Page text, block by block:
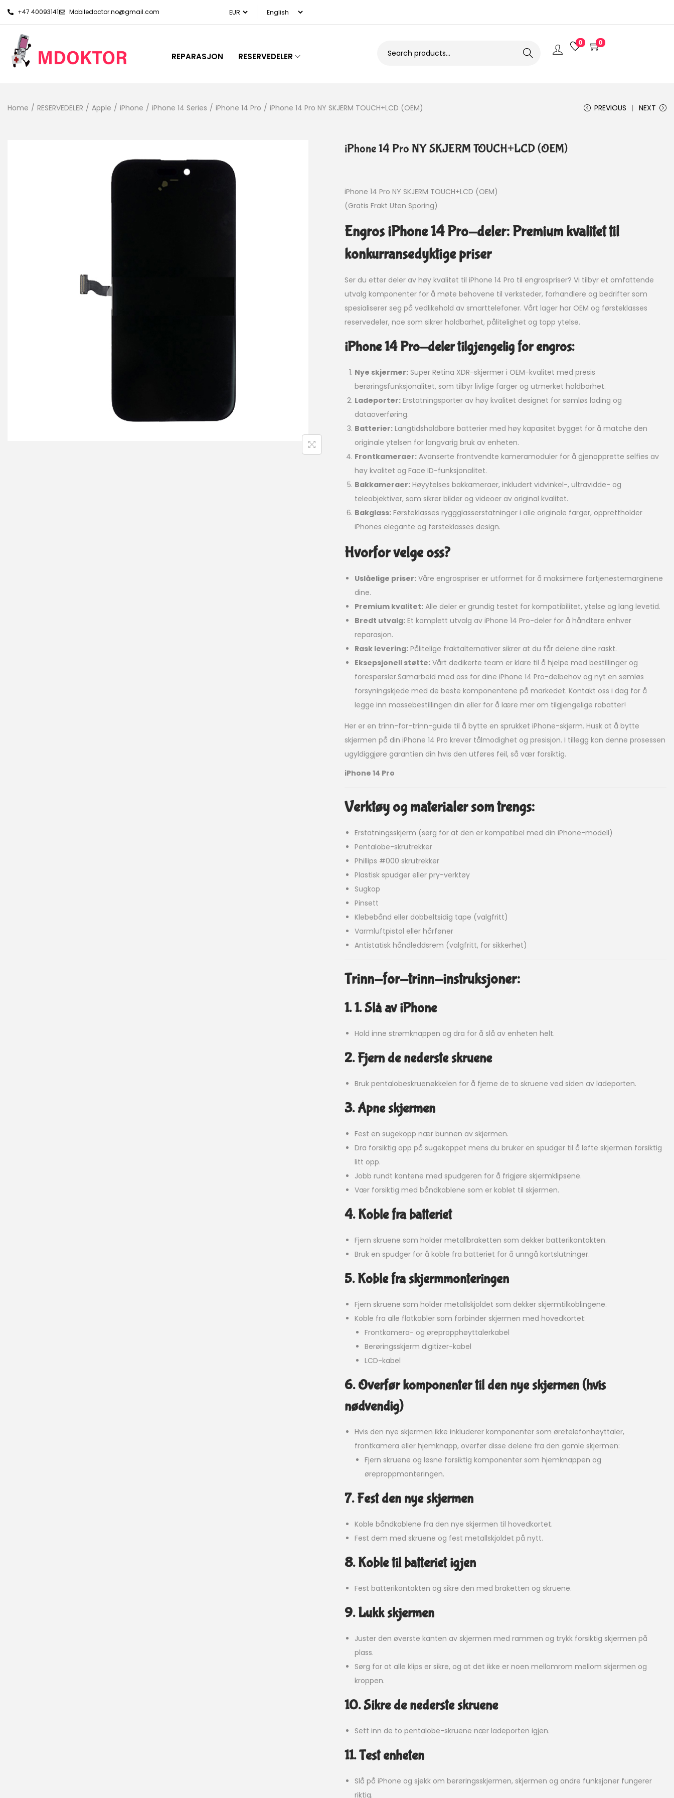
+47 40093141 Mobiledoctor.no@gmail.com
REPARASJON RESERVEDELER Search
0 0
Home / RESERVEDELER / Apple / iPhone / iPhone 14 Series / iPhone 14 Pro / iPhone 14 Pro NY SKJERM TOUCH+LCD (OEM) PREVIOUS NEXT
iPhone 14 Pro NY SKJERM TOUCH+LCD (OEM)
iPhone 14 Pro NY SKJERM TOUCH+LCD (OEM)
(Gratis Frakt Uten Sporing)
Engros iPhone 14 Pro-deler: Premium kvalitet til
konkurransedyktige priser
Ser du etter deler av høy kvalitet til iPhone 14 Pro til engrospriser? Vi tilbyr et omfattende
utvalg komponenter for å møte behovene til verksteder, forhandlere og bedrifter som
spesialiserer seg på vedlikehold av smarttelefoner. Vårt lager har OEM og førsteklasses
reservedeler, noe som sikrer holdbarhet, pålitelighet og topp ytelse.
iPhone 14 Pro-deler tilgjengelig for engros:
Nye skjermer: Super Retina XDR-skjermer i OEM-kvalitet med presis
berøringsfunksjonalitet, som tilbyr livlige farger og utmerket holdbarhet.
Ladeporter: Erstatningsporter av høy kvalitet designet for sømløs lading og
dataoverføring.
Batterier: Langtidsholdbare batterier med høy kapasitet bygget for å matche den
originale ytelsen for langvarig bruk av enheten.
Frontkameraer: Avanserte frontvendte kameramoduler for å gjenopprette selfies av
høy kvalitet og Face ID-funksjonalitet.
Bakkameraer: Høyytelses bakkameraer, inkludert vidvinkel-, ultravidde- og
teleobjektiver, som sikrer bilder og videoer av original kvalitet.
Bakglass: Førsteklasses ryggglasserstatninger i alle originale farger, opprettholder
iPhones elegante og førsteklasses design.
Hvorfor velge oss?
Uslåelige priser: Våre engrospriser er utformet for å maksimere fortjenestemarginene
dine.
Premium kvalitet: Alle deler er grundig testet for kompatibilitet, ytelse og lang levetid.
Bredt utvalg: Et komplett utvalg av iPhone 14 Pro-deler for å håndtere enhver
reparasjon.
Rask levering: Pålitelige fraktalternativer sikrer at du får delene dine raskt.
Eksepsjonell støtte: Vårt dedikerte team er klare til å hjelpe med bestillinger og
forespørsler.Samarbeid med oss ​​for dine iPhone 14 Pro-delbehov og nyt en sømløs
forsyningskjede med de beste komponentene på markedet. Kontakt oss i dag for å
legge inn massebestillingen din eller for å lære mer om tilgjengelige rabatter!
Her er en trinn-for-trinn-guide til å bytte en sprukket iPhone-skjerm. Husk at å bytte
skjermen på din iPhone 14 Pro krever tålmodighet og presisjon. I tillegg kan denne prosessen
ugyldiggjøre garantien din hvis den utføres feil, så vær forsiktig.
iPhone 14 Pro
Verktøy og materialer som trengs:
Erstatningsskjerm (sørg for at den er kompatibel med din iPhone-modell)
Pentalobe-skrutrekker
Phillips #000 skrutrekker
Plastisk spudger eller pry-verktøy
Sugkop
Pinsett
Klebebånd eller dobbeltsidig tape (valgfritt)
Varmluftpistol eller hårføner
Antistatisk håndleddsrem (valgfritt, for sikkerhet)
Trinn-for-trinn-instruksjoner:
1. 1. Slå av iPhone
Hold inne strømknappen og dra for å slå av enheten helt.
2. Fjern de nederste skruene
Bruk pentalobeskruenøkkelen for å fjerne de to skruene ved siden av ladeporten.
3. Åpne skjermen
Fest en sugekopp nær bunnen av skjermen.
Dra forsiktig opp på sugekoppet mens du bruker en spudger til å løfte skjermen forsiktig
litt opp.
Jobb rundt kantene med spudgeren for å frigjøre skjermklipsene.
Vær forsiktig med båndkablene som er koblet til skjermen.
4. Koble fra batteriet
Fjern skruene som holder metallbraketten som dekker batterikontakten.
Bruk en spudger for å koble fra batteriet for å unngå kortslutninger.
5. Koble fra skjermmonteringen
Fjern skruene som holder metallskjoldet som dekker skjermtilkoblingene.
Koble fra alle flatkabler som forbinder skjermen med hovedkortet:
Frontkamera- og ørepropphøyttalerkabel
Berøringsskjerm digitizer-kabel
LCD-kabel
6. Overfør komponenter til den nye skjermen (hvis
nødvendig)
Hvis den nye skjermen ikke inkluderer komponenter som øretelefonhøyttaler,
frontkamera eller hjemknapp, overfør disse delene fra den gamle skjermen:
Fjern skruene og løsne forsiktig komponenter som hjemknappen og
øreproppmonteringen.
7. Fest den nye skjermen
Koble båndkablene fra den nye skjermen til hovedkortet.
Fest dem med skruene og fest metallskjoldet på nytt.
8. Koble til batteriet igjen
Fest batterikontakten og sikre den med braketten og skruene.
9. Lukk skjermen
Juster den øverste kanten av skjermen med rammen og trykk forsiktig skjermen på
plass.
Sørg for at alle klips er sikre, og at det ikke er noen mellomrom mellom skjermen og
kroppen.
10. Sikre de nederste skruene
Sett inn de to pentalobe-skruene nær ladeporten igjen.
11. Test enheten
Slå på iPhone og sjekk om berøringsskjermen, skjermen og andre funksjoner fungerer
riktig.